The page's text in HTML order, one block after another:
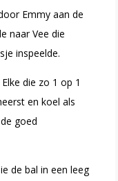
Emmy aan de
naar Vee die
inspeelde.
die zo 1 op 1
en koel als
goed
de bal in een leeg